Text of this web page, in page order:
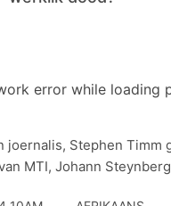
error while loading
joernalis, Stephen Timm
MTI, Johann